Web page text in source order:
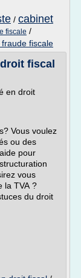
/ cabinet
fiscale /
fiscale
fiscal
en droit
Vous voulez
ou des
pour
vous
la TVA ?
du droit